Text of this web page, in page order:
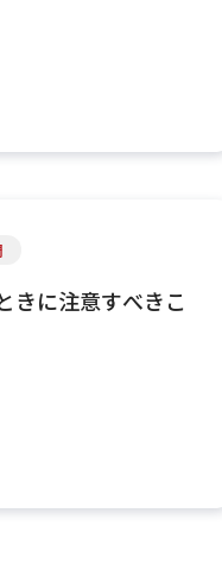
きに注意すべきこ